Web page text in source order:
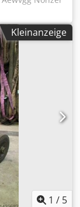
Anschluß:
hoch
Kleinanzeige
1 / 5